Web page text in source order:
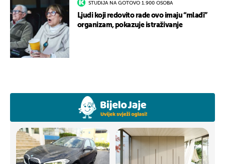
STUDIJA NA GOTOVO 1.900 OSOBA
Ljudi koji redovito rade ovo imaju “mlađi”
organizam, pokazuje istraživanje